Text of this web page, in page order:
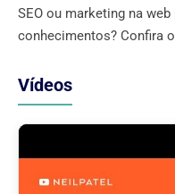
SEO ou marketing na
conhecimentos? Confira
Vídeos